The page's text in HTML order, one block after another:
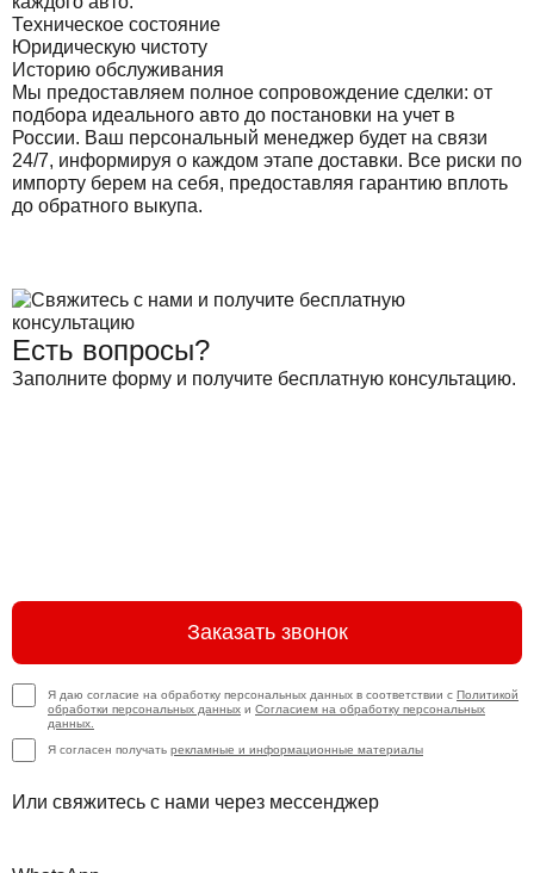
Техническое состояние
Юридическую чистоту
Историю обслуживания
Мы предоставляем полное сопровождение сделки: от
подбора идеального авто до постановки на учет в
России. Ваш персональный менеджер будет на связи
24/7, информируя о каждом этапе доставки. Все риски по
импорту берем на себя, предоставляя гарантию вплоть
до обратного выкупа.
Есть вопросы?
Заполните форму и получите бесплатную консультацию.
Заказать звонок
Я даю согласие на обработку персональных данных в соответствии с Политикой
обработки персональных данных и Согласием на обработку персональных
данных.
Я согласен получать рекламные и информационные материалы
Или свяжитесь с нами через мессенджер